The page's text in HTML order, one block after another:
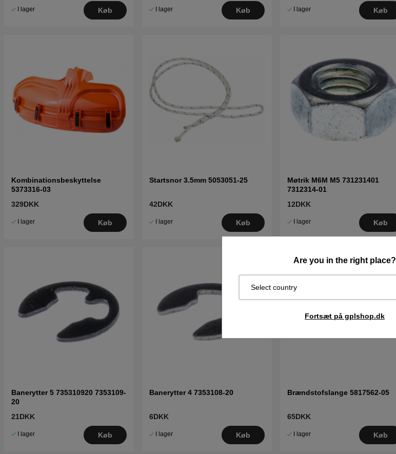
Are you in the right place?
Select country
Fortsæt på gplshop.dk
I lager Køb I lager Køb I lager Køb
Kombinationsbeskyttelse
5373316-03
329DKK
I lager Køb
Startsnor 3.5mm 5053051-25
42DKK
I lager Køb
Møtrik M6M M5 731231401
7312314-01
12DKK
I lager Køb
Banerytter 5 735310920 7353109-
20
21DKK
I lager Køb
Banerytter 4 7353108-20
6DKK
I lager Køb
Brændstofslange 5817562-05
65DKK
I lager Køb